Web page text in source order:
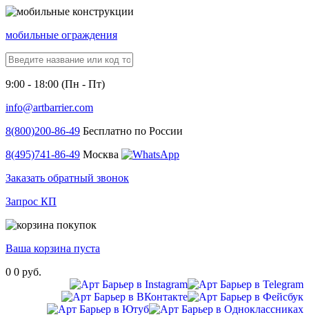
мобильные ограждения
9:00 - 18:00 (Пн - Пт)
info@artbarrier.com
8(800)200-86-49 Бесплатно по России
8(495)741-86-49 Москва
Заказать обратный звонок
Запрос КП
Ваша корзина пуста
0 0 руб.